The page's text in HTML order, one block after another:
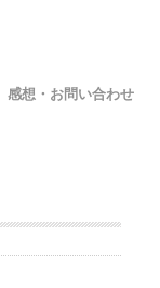
感想・お問い合わせ